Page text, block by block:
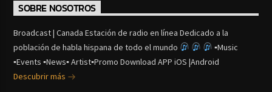
SOBRE NOSOTROS
Broadcast | Canada Estación de radio en línea Dedicado a la
población de habla hispana de todo el mundo
▪Music
▪Events ▪News▪ Artist▪Promo Download APP iOS |Android
Descubrir más